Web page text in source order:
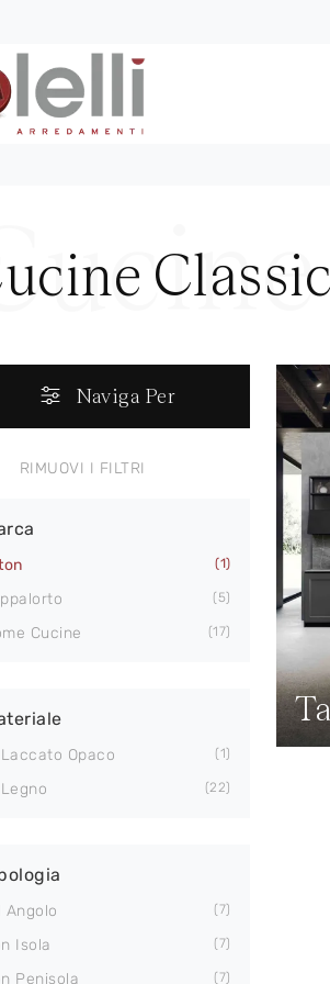
Naviga Per
RIMUOVI I FILTRI
1
5
Cucine 17
Opaco 1
22
Angolo 7
Isola 7
Penisola 7